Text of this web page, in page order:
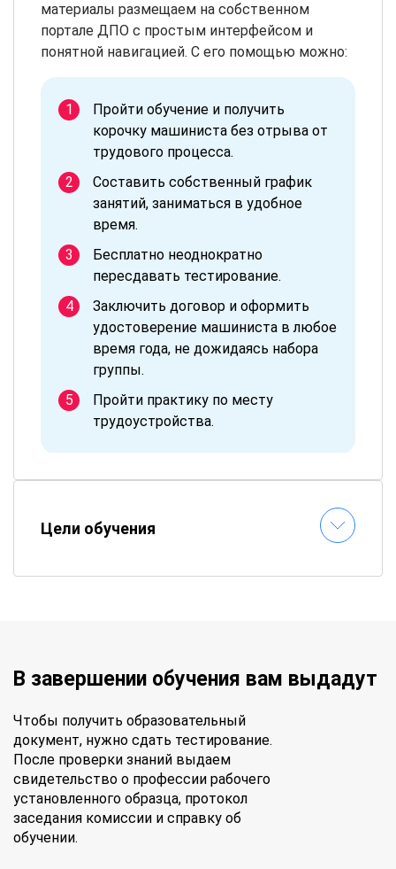
материалы размещаем на собственном
портале ДПО с простым интерфейсом и
понятной навигацией. С его помощью можно:
Пройти обучение и получить
корочку машиниста без отрыва от
трудового процесса.
Составить собственный график
занятий, заниматься в удобное
время.
Бесплатно неоднократно
пересдавать тестирование.
Заключить договор и оформить
удостоверение машиниста в любое
время года, не дожидаясь набора
группы.
Пройти практику по месту
трудоустройства.
Цели обучения
В завершении обучения вам выдадут
Чтобы получить образовательный
документ, нужно сдать тестирование.
После проверки знаний выдаем
свидетельство о профессии рабочего
установленного образца, протокол
заседания комиссии и справку об
обучении.